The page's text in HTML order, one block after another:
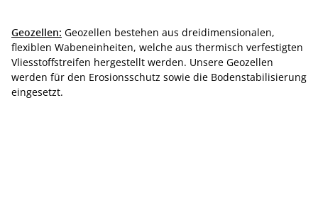
Geozellen: Geozellen bestehen aus dreidimensionalen,
flexiblen Wabeneinheiten, welche aus thermisch verfestigten
Vliesstoffstreifen hergestellt werden. Unsere Geozellen
werden für den Erosionsschutz sowie die Bodenstabilisierung
eingesetzt.